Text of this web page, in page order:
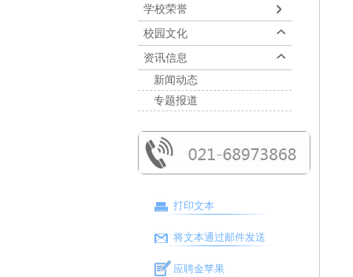
学校荣誉
校园文化
资讯信息
新闻动态
专题报道
打印文本
将文本通过邮件发送
应聘金苹果